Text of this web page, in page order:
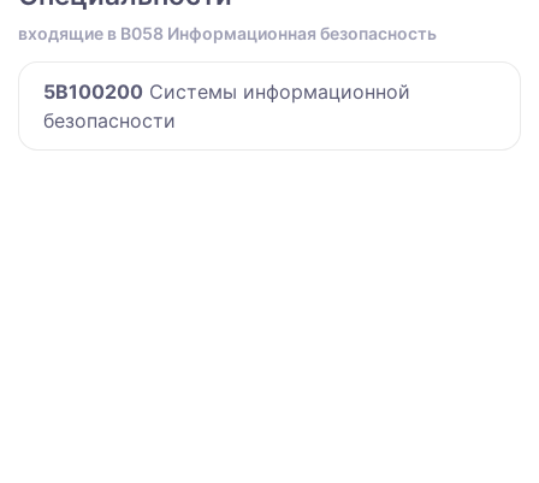
входящие в B058 Информационная безопасность
5B100200 Системы информационной
безопасности